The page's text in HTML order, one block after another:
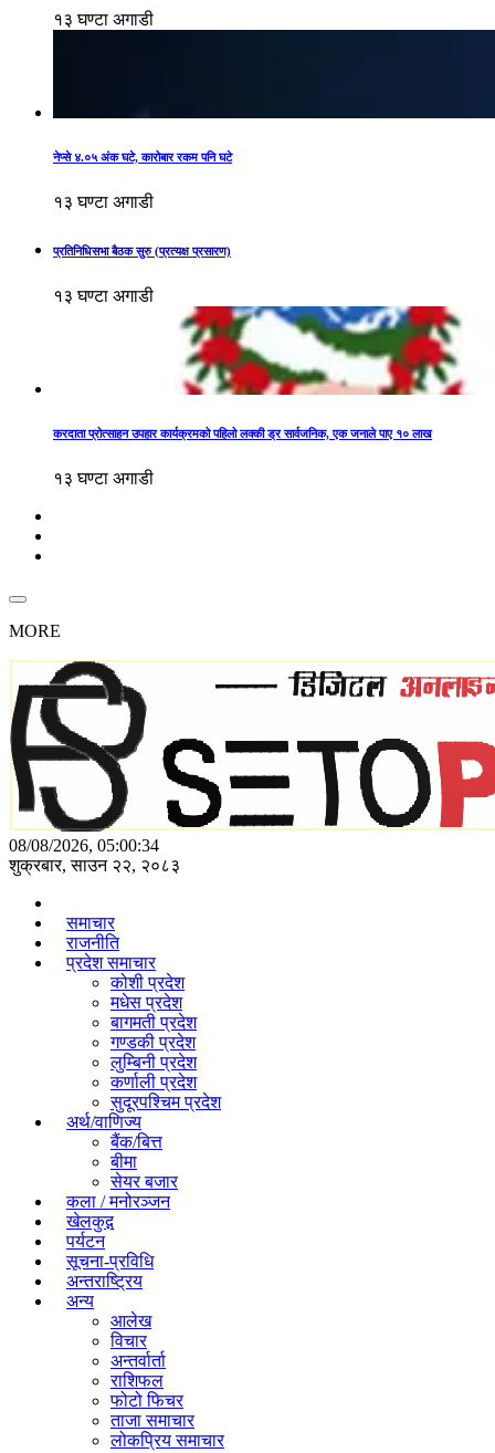
१३ घण्टा अगाडी
नेप्से ४.०५ अंक घटे, कारोबार रकम पनि घटे
१३ घण्टा अगाडी
प्रतिनिधिसभा बैठक सुरु (प्रत्यक्ष प्रसारण)
१३ घण्टा अगाडी
करदाता प्रोत्साहन उपहार कार्यक्रमको पहिलो लक्की ड्र सार्वजनिक, एक जनाले पाए १० लाख
१३ घण्टा अगाडी
MORE
08/08/2026, 05:00:34
शुक्रबार, साउन २२, २०८३
समाचार
राजनीति
प्रदेश समाचार
कोशी प्रदेश
मधेस प्रदेश
बागमती प्रदेश
गण्डकी प्रदेश
लुम्बिनी प्रदेश
कर्णाली प्रदेश
सुदूरपश्चिम प्रदेश
अर्थ/वाणिज्य
बैंक/बित्त
बीमा
सेयर बजार
कला / मनोरञ्जन
खेलकुद़़
पर्यटन
सूचना-प्रविधि
अन्तराष्ट्रिय
अन्य
आलेख
विचार
अन्तर्वार्ता
राशिफल
फोटो फिचर
ताजा समाचार
लोकप्रिय समाचार